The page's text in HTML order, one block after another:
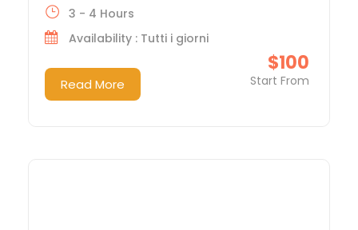
$100
Start From
3 - 4 Hours
Availability : Tutti i giorni
Read More